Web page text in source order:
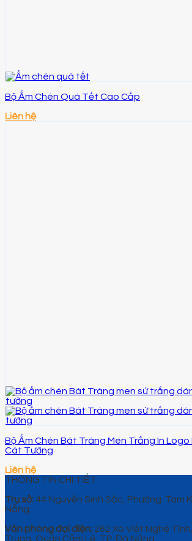
Bộ Ấm Chén Quà Tết Cao Cấp
Liên hệ
Bộ Ấm Chén Bát Tràng Men Trắng In Logo
Cát Tường
Liên hệ
THÔNG TIN CHI TIẾT
Trụ sở: 44 Nguyễn Sinh Sắc, Phường Tam
Nẵng.
Văn phòng đại diện: 262 Xô Viết Nghệ
Trung, Quận Cẩm Lệ, TP. Đà Nẵng.